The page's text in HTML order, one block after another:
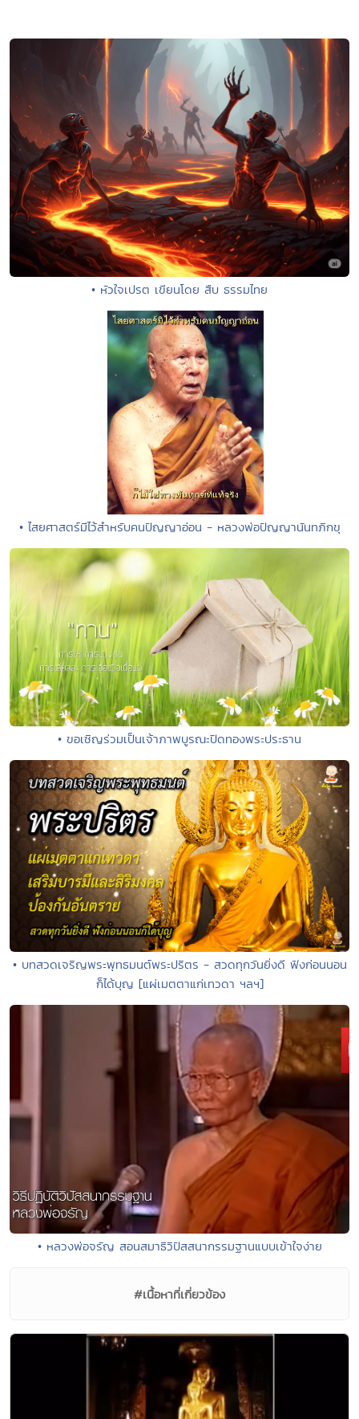
• หัวใจเปรต เขียนโดย สืบ ธรรมไทย
• ไสยศาสตร์มีไว้สำหรับคนปัญญาอ่อน - หลวงพ่อปัญญานันทภิกขุ
• ขอเชิญร่วมเป็นเจ้าภาพบูรณะปิดทองพระประธาน
• บทสวดเจริญพระพุทธมนต์พระปริตร - สวดทุกวันยิ่งดี ฟังก่อนนอน
ก็ได้บุญ [แผ่เมตตาแก่เทวดา ฯลฯ]
• หลวงพ่อจรัญ สอนสมาธิวิปัสสนากรรมฐานแบบเข้าใจง่าย
#เนื้อหาที่เกี่ยวข้อง